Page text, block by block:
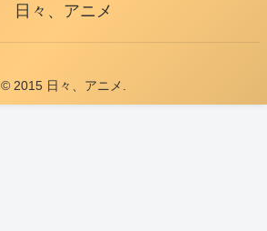
日々、アニメ
© 2015 日々、アニメ.